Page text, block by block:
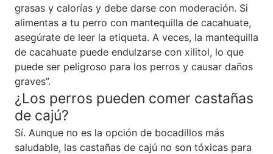
grasas y calorías y debe darse con moderación. Si
alimentas a tu perro con mantequilla de cacahuate,
asegúrate de leer la etiqueta. A veces, la mantequilla
de cacahuate puede endulzarse con xilitol, lo que
puede ser peligroso para los perros y causar daños
graves”.
¿Los perros pueden comer castañas
de cajú?
Sí. Aunque no es la opción de bocadillos más
saludable, las castañas de cajú no son tóxicas para